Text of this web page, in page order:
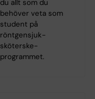
du allt som du
behöver veta som
student på
röntgensjuk­
sköterske­
programmet.